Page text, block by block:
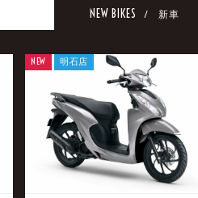
NEW BIKES / 新車
NEW 明石店